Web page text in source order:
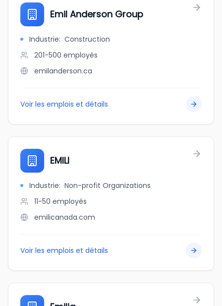
Emil Anderson Group
Industrie: Construction
201-500 employés
emilanderson.ca
Voir les emplois et détails
EMILI
Industrie: Non-profit Organizations
11-50 employés
emilicanada.com
Voir les emplois et détails